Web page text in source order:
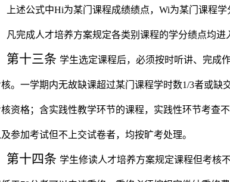
上述公式中Hi为某门课程成绩绩点， Wi为某门课程学
凡完成人才培养方案规定各类别课程的学分绩点均
第十三条 学生选定课程后，必须按时听讲、完成
。一学期内无故缺课超过某门课程学时数1/3者或缺
资格；含实践性教学环节的课程，实践性环节考查
参加考试但不上交试卷者，均按旷考处理。
第十四条 学生修读人才培养方案规定课程但考核